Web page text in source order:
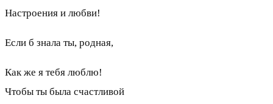
Настроения и любви!
Если б знала ты, родная,
Как же я тебя люблю!
Чтобы ты была счастливой